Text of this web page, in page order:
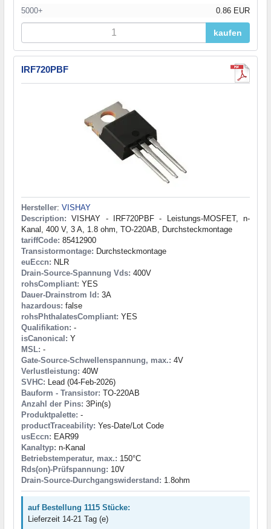
5000+
0.86 EUR
kaufen
IRF720PBF
Hersteller: VISHAY
Description: VISHAY - IRF720PBF - Leistungs-MOSFET, n-
Kanal, 400 V, 3 A, 1.8 ohm, TO-220AB, Durchsteckmontage
tariffCode: 85412900
Transistormontage: Durchsteckmontage
euEccn: NLR
Drain-Source-Spannung Vds: 400V
rohsCompliant: YES
Dauer-Drainstrom Id: 3A
hazardous: false
rohsPhthalatesCompliant: YES
Qualifikation: -
isCanonical: Y
MSL: -
Gate-Source-Schwellenspannung, max.: 4V
Verlustleistung: 40W
SVHC: Lead (04-Feb-2026)
Bauform - Transistor: TO-220AB
Anzahl der Pins: 3Pin(s)
Produktpalette: -
productTraceability: Yes-Date/Lot Code
usEccn: EAR99
Kanaltyp: n-Kanal
Betriebstemperatur, max.: 150°C
Rds(on)-Prüfspannung: 10V
Drain-Source-Durchgangswiderstand: 1.8ohm
auf Bestellung 1115 Stücke:
Lieferzeit 14-21 Tag (e)